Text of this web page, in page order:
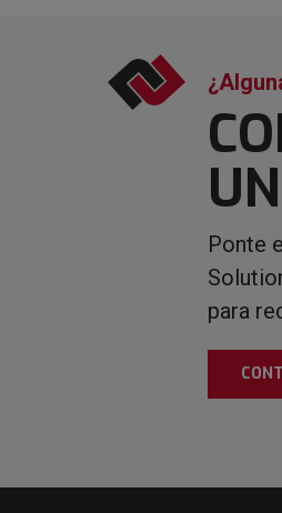
Ponte
para